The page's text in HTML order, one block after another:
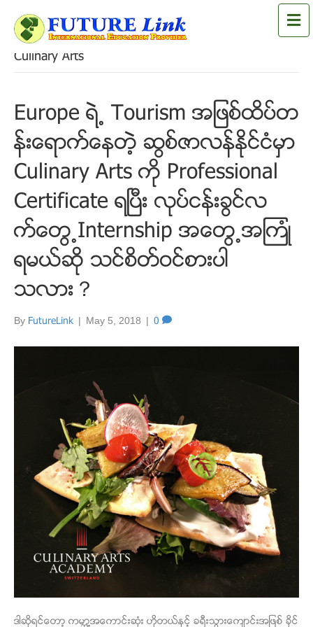
e
Culinary Arts
Europe ရဲ႕ Tourism အျဖစ္ထိပ္တ
န္းေရာက္ေနတဲ့ ဆြစ္ဇာလန္ႏုိင္ငံမွာ
Culinary Arts ကို Professional
Certificate ရၿပီး လုပ္ငန္းခြင္လ
က္ေတြ႕Internship အေတြ႕အၾကံဳ
ရမယ္ဆုိ သင္စိတ္ဝင္စားပါ
သလား？
By FutureLink | May 5, 2018 | 0
ဒါဆိုရင္ေတာ့ ကမာၻ႔အေကာင္းဆံုး ဟိုတယ္ႏွင့္ ခရီးသြားေက်ာင္းအျဖစ္ ခိုင္